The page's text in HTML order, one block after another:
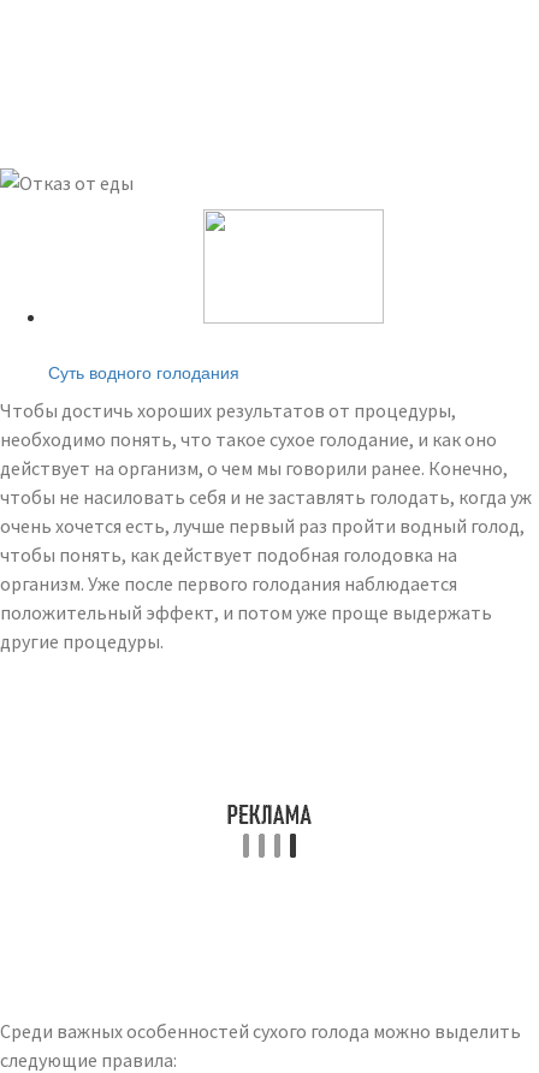
Суть водного голодания
Чтобы достичь хороших результатов от процедуры,
необходимо понять, что такое сухое голодание, и как оно
действует на организм, о чем мы говорили ранее. Конечно,
чтобы не насиловать себя и не заставлять голодать, когда уж
очень хочется есть, лучше первый раз пройти водный голод,
чтобы понять, как действует подобная голодовка на
организм. Уже после первого голодания наблюдается
положительный эффект, и потом уже проще выдержать
другие процедуры.
Среди важных особенностей сухого голода можно выделить
следующие правила: